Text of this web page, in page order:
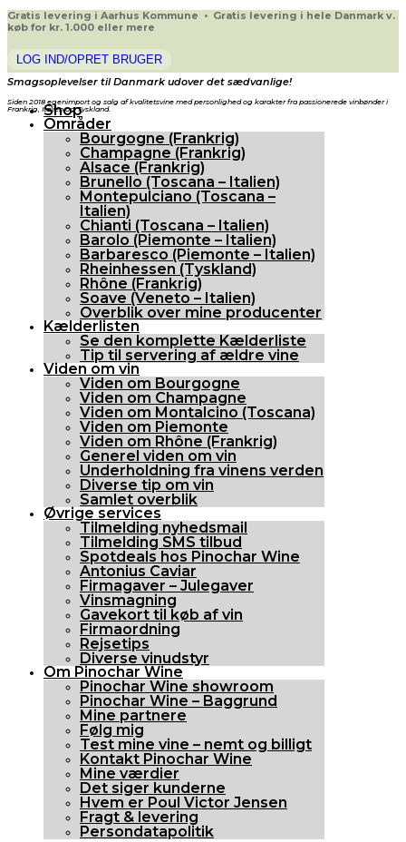
Gratis levering i Aarhus Kommune • Gratis levering i hele Danmark v.
køb for kr. 1.000 eller mere
LOG IND/OPRET BRUGER
Smagsoplevelser til Danmark udover det sædvanlige!
Siden 2018 egenimport og salg af kvalitetsvine med personlighed og karakter fra passionerede vinbønder i
Frankrig, Italien og Tyskland.
Shop
Områder
Bourgogne (Frankrig)
Champagne (Frankrig)
Alsace (Frankrig)
Brunello (Toscana – Italien)
Montepulciano (Toscana –
Italien)
Chianti (Toscana – Italien)
Barolo (Piemonte – Italien)
Barbaresco (Piemonte – Italien)
Rheinhessen (Tyskland)
Rhône (Frankrig)
Soave (Veneto – Italien)
Overblik over mine producenter
Kælderlisten
Se den komplette Kælderliste
Tip til servering af ældre vine
Viden om vin
Viden om Bourgogne
Viden om Champagne
Viden om Montalcino (Toscana)
Viden om Piemonte
Viden om Rhône (Frankrig)
Generel viden om vin
Underholdning fra vinens verden
Diverse tip om vin
Samlet overblik
Øvrige services
Tilmelding nyhedsmail
Tilmelding SMS tilbud
Spotdeals hos Pinochar Wine
Antonius Caviar
Firmagaver – Julegaver
Vinsmagning
Gavekort til køb af vin
Firmaordning
Rejsetips
Diverse vinudstyr
Om Pinochar Wine
Pinochar Wine showroom
Pinochar Wine – Baggrund
Mine partnere
Følg mig
Test mine vine – nemt og billigt
Kontakt Pinochar Wine
Mine værdier
Det siger kunderne
Hvem er Poul Victor Jensen
Fragt & levering
Persondatapolitik